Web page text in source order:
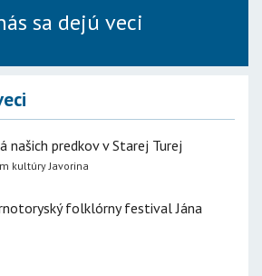
sa dejú veci
našich predkov v Starej Turej
kultúry Javorina
folklórny festival Jána